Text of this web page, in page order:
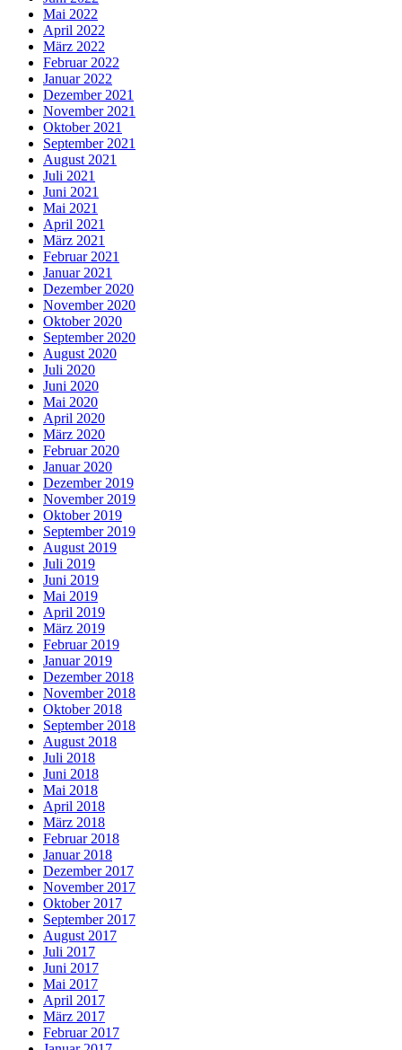
Mai 2022
April 2022
März 2022
Februar 2022
Januar 2022
Dezember 2021
November 2021
Oktober 2021
September 2021
August 2021
Juli 2021
Juni 2021
Mai 2021
April 2021
März 2021
Februar 2021
Januar 2021
Dezember 2020
November 2020
Oktober 2020
September 2020
August 2020
Juli 2020
Juni 2020
Mai 2020
April 2020
März 2020
Februar 2020
Januar 2020
Dezember 2019
November 2019
Oktober 2019
September 2019
August 2019
Juli 2019
Juni 2019
Mai 2019
April 2019
März 2019
Februar 2019
Januar 2019
Dezember 2018
November 2018
Oktober 2018
September 2018
August 2018
Juli 2018
Juni 2018
Mai 2018
April 2018
März 2018
Februar 2018
Januar 2018
Dezember 2017
November 2017
Oktober 2017
September 2017
August 2017
Juli 2017
Juni 2017
Mai 2017
April 2017
März 2017
Februar 2017